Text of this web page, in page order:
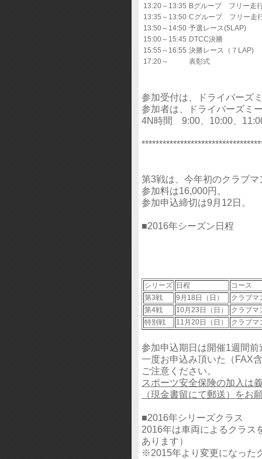
13:20～13:35 Bグループ フリー走
13:35～13:50 Cグループ フリー走
13:50～14:50 予選レース(5LAP)
15:00～15:45 DTCC決勝
15:55～16:55 決勝レース（７LAP)
17:20～
表彰式
参加受付は、ドライバーズ
参加者は、ドライバーズミ
4N時間 9:00、10:00、
第3戦は、今年初のクラブ
参加料は16,000円。
参加申込締切は9月12日。
■2016年シーズン日程
シリーズ 日程
コース
第3戦
9月18日（日）
クラブマ
第4戦
10月23日（日）
クラブマ
特別戦
11月20日（日） クラブマ
参加申込期日は開催1週間
一度お申込み頂いた（FAX
ご注意ください。
スポーツ安全保険の加入は
（現金書留にて郵送）をお
■2016年シリーズクラス
2016年は車両によるクラス
あります）
※2015年より変更になった